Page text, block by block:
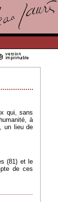
qui, sans
à
un lieu de
(81) et le
de ces